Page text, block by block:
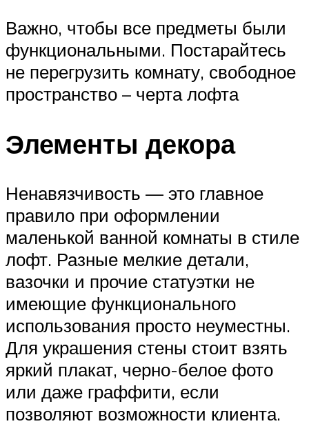
Важно, чтобы все предметы были
функциональными. Постарайтесь
не перегрузить комнату, свободное
пространство – черта лофта
Элементы декора
Ненавязчивость — это главное
правило при оформлении
маленькой ванной комнаты в стиле
лофт. Разные мелкие детали,
вазочки и прочие статуэтки не
имеющие функционального
использования просто неуместны.
Для украшения стены стоит взять
яркий плакат, черно-белое фото
или даже граффити, если
позволяют возможности клиента.